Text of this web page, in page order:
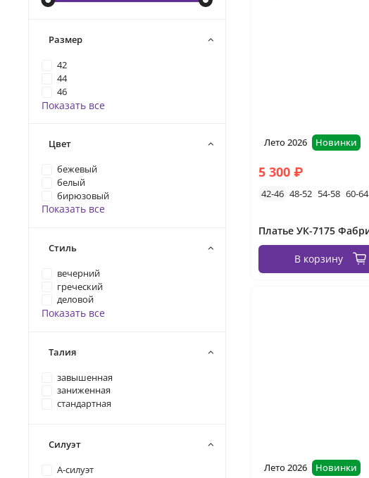
Лето 2026 Новинки
5 300 ₽
42-46 48-52 54-58 60-64
В корзину
Лето 2026 Новинки
Размер
42
44
46
Показать все
Цвет
бежевый
белый
бирюзовый
Показать все
Стиль
вечерний
греческий
деловой
Показать все
Талия
завышенная
заниженная
стандартная
Силуэт
А-силуэт